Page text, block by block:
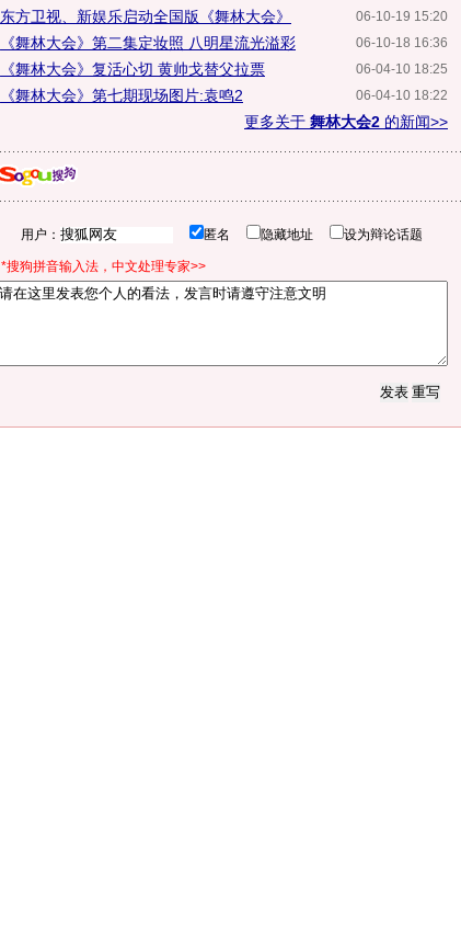
06-10-19 15:20
东方卫视、新娱乐启动全国版《舞林大会》
06-10-18 16:36
《舞林大会》第二集定妆照 八明星流光溢彩
06-04-10 18:25
《舞林大会》复活心切 黄帅戈替父拉票
06-04-10 18:22
《舞林大会》第七期现场图片:袁鸣2
更多关于 舞林大会2 的新闻>>
用户： 匿名 隐藏地址 设为辩论话题
*搜狗拼音输入法，中文处理专家>>